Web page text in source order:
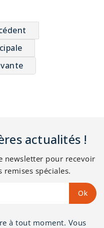
actualités !
newsletter pour recevoir
spéciales.
à tout moment. Vous